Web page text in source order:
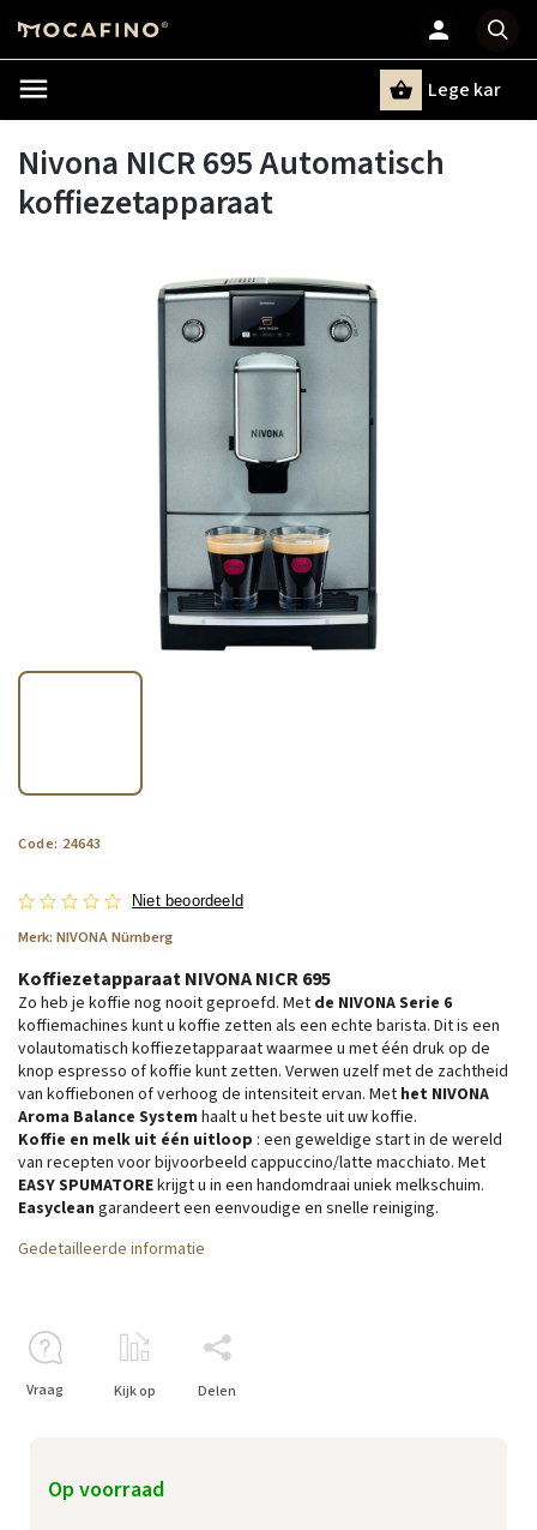
Lege kar
Nivona NICR 695 Automatisch
koffiezetapparaat
Code: 24643
Niet beoordeeld
Merk: NIVONA Nürnberg
Op voorraad
Koffiezetapparaat NIVONA NICR 695
Zo heb je koffie nog nooit geproefd. Met de NIVONA Serie 6
koffiemachines kunt u koffie zetten als een echte barista. Dit is een
volautomatisch koffiezetapparaat waarmee u met één druk op de
knop espresso of koffie kunt zetten. Verwen uzelf met de zachtheid
van koffiebonen of verhoog de intensiteit ervan. Met het NIVONA
Aroma Balance System haalt u het beste uit uw koffie.
Koffie en melk uit één uitloop : een geweldige start in de wereld
van recepten voor bijvoorbeeld cappuccino/latte macchiato. Met
EASY SPUMATOREkrijgt u in een handomdraai uniek melkschuim.
Easyclean garandeert een eenvoudige en snelle reiniging.
Gedetailleerde informatie
Vraag Kijk op Delen